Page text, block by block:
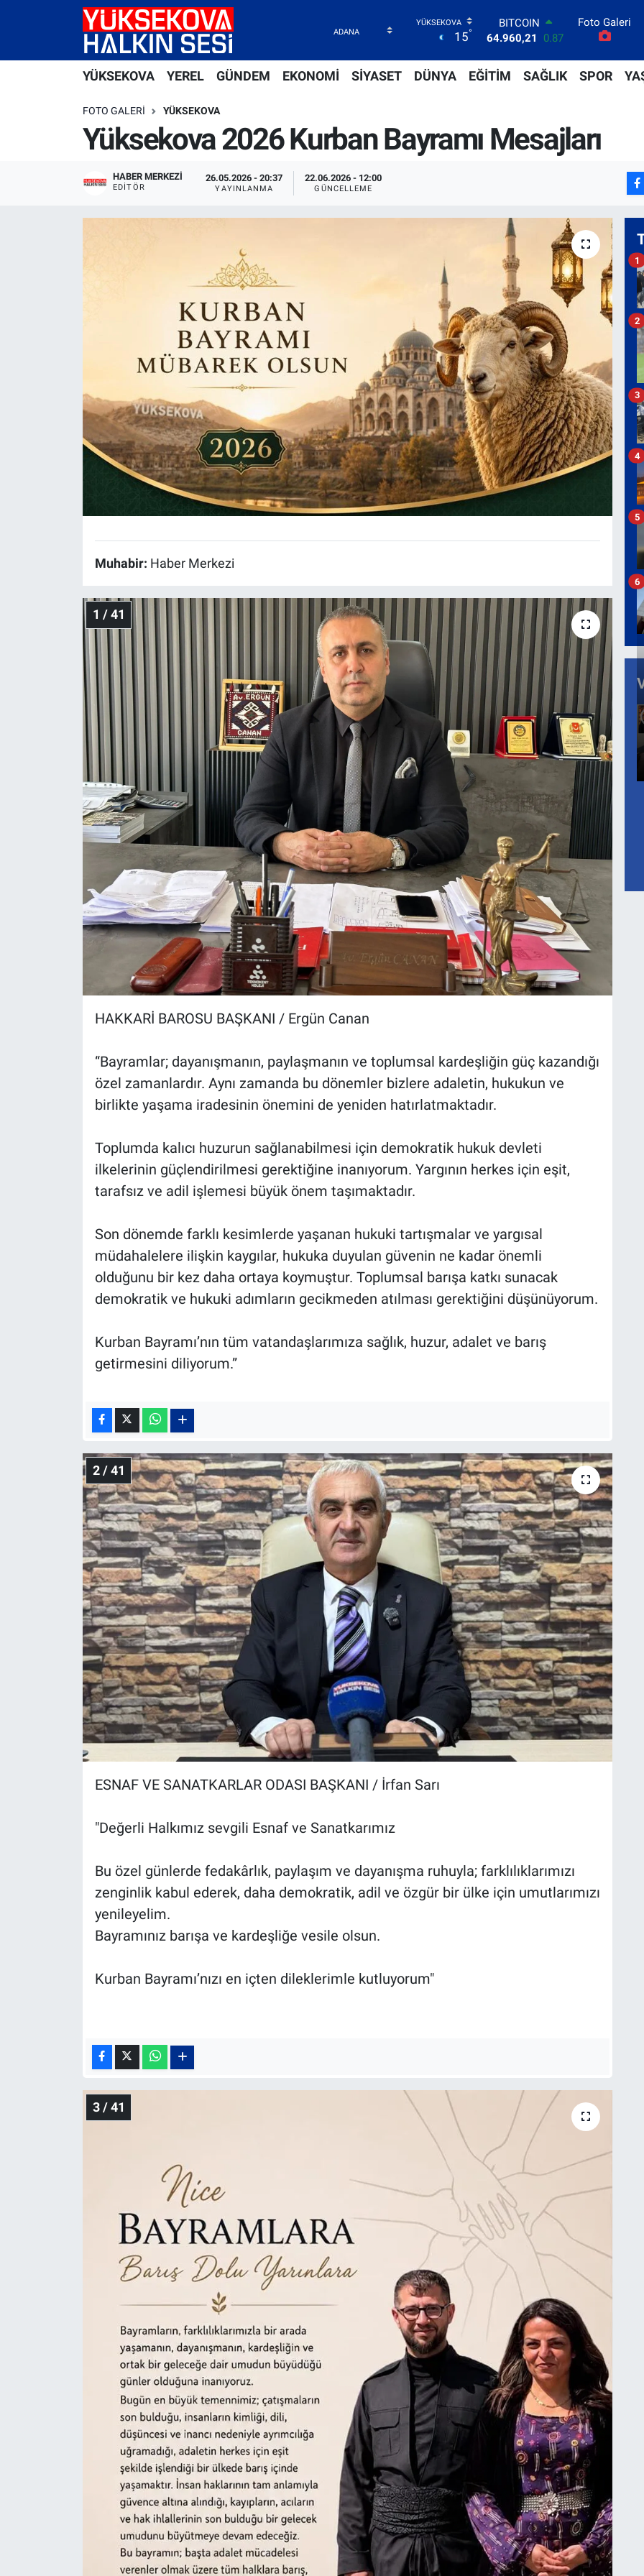
15°
DOLAR
47,7436
0.18
55,2510
0.32
STERLİN
6648.99
BİST100
Foto Galeri
YÜKSEKOVA YEREL GÜNDEM EKONOMİ SİYASET DÜNYA EĞİTİM SAĞLIK SPOR
FOTO GALERI YÜKSEKOVA
Yüksekova 2026 Kurban Bayramı Mesajları
HABER MERKEZI
EDITÖR
26.05.2026 - 20:37
YAYINLANMA
22.06.2026 - 12:00
GÜNCELLEME
Muhabir: Haber Merkezi
1 / 41
HAKKARİ BAROSU BAŞKANI / Ergün Canan
“Bayramlar; dayanışmanın, paylaşmanın ve toplumsal kardeşliğin güç kazandığı
özel zamanlardır. Aynı zamanda bu dönemler bizlere adaletin, hukukun ve
birlikte yaşama iradesinin önemini de yeniden hatırlatmaktadır.
Toplumda kalıcı huzurun sağlanabilmesi için demokratik hukuk devleti
ilkelerinin güçlendirilmesi gerektiğine inanıyorum. Yargının herkes için eşit,
tarafsız ve adil işlemesi büyük önem taşımaktadır.
Son dönemde farklı kesimlerde yaşanan hukuki tartışmalar ve yargısal
müdahalelere ilişkin kaygılar, hukuka duyulan güvenin ne kadar önemli
olduğunu bir kez daha ortaya koymuştur. Toplumsal barışa katkı sunacak
demokratik ve hukuki adımların gecikmeden atılması gerektiğini düşünüyorum.
Kurban Bayramı’nın tüm vatandaşlarımıza sağlık, huzur, adalet ve barış
getirmesini diliyorum.”
2 / 41
ESNAF VE SANATKARLAR ODASI BAŞKANI / İrfan Sarı
"Değerli Halkımız sevgili Esnaf ve Sanatkarımız
Bu özel günlerde fedakârlık, paylaşım ve dayanışma ruhuyla; farklılıklarımızı
zenginlik kabul ederek, daha demokratik, adil ve özgür bir ülke için umutlarımızı
yenileyelim.
Bayramınız barışa ve kardeşliğe vesile olsun.
Kurban Bayramı’nızı en içten dileklerimle kutluyorum"
3 / 41
1
2
3
4
5
6
Yüksekova Nöbetçi Eczaneler
Yüksekova Trafik Yoğunluk Haritası